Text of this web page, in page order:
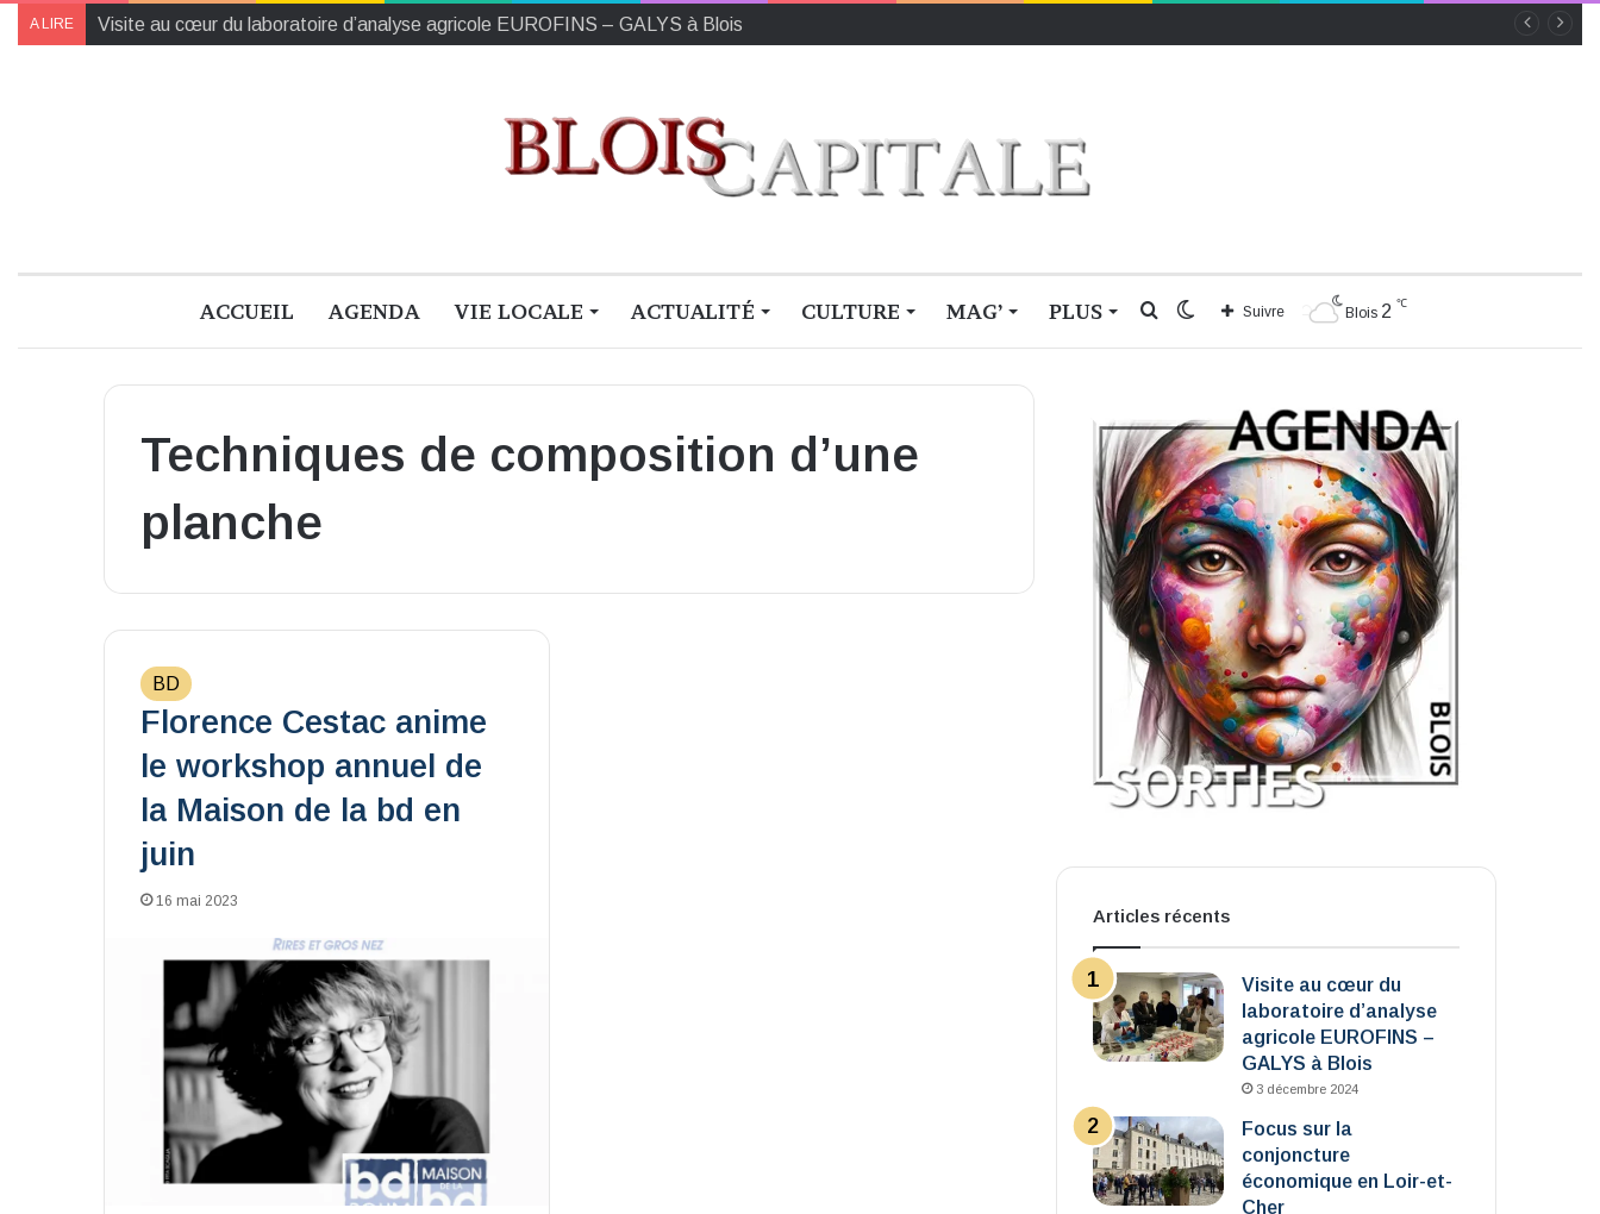
A LIRE Visite au cœur du laboratoire d’analyse agricole EUROFINS – GALYS à Blois
ACCUEIL AGENDA VIE LOCALE ACTUALITÉ CULTURE MAG’ PLUS Blois 2 ℃
Suivre
Switch
Rechercher
Techniques de composition d’une
planche
BD
Florence Cestac anime
le workshop annuel de
la Maison de la bd en
juin
16 mai 2023
Articles récents
Visite au cœur du
laboratoire d’analyse
agricole EUROFINS –
GALYS à Blois
3 décembre 2024
Focus sur la
conjoncture
économique en Loir-et-
Cher